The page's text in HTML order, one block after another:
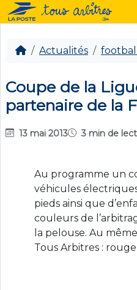
Actualités football
Coupe de la
partenaire de la
13 mai 2013 3 min de
Au programme un
véhicules
pieds ainsi que
couleurs de
la pelouse. Au
Tous Arbitres :